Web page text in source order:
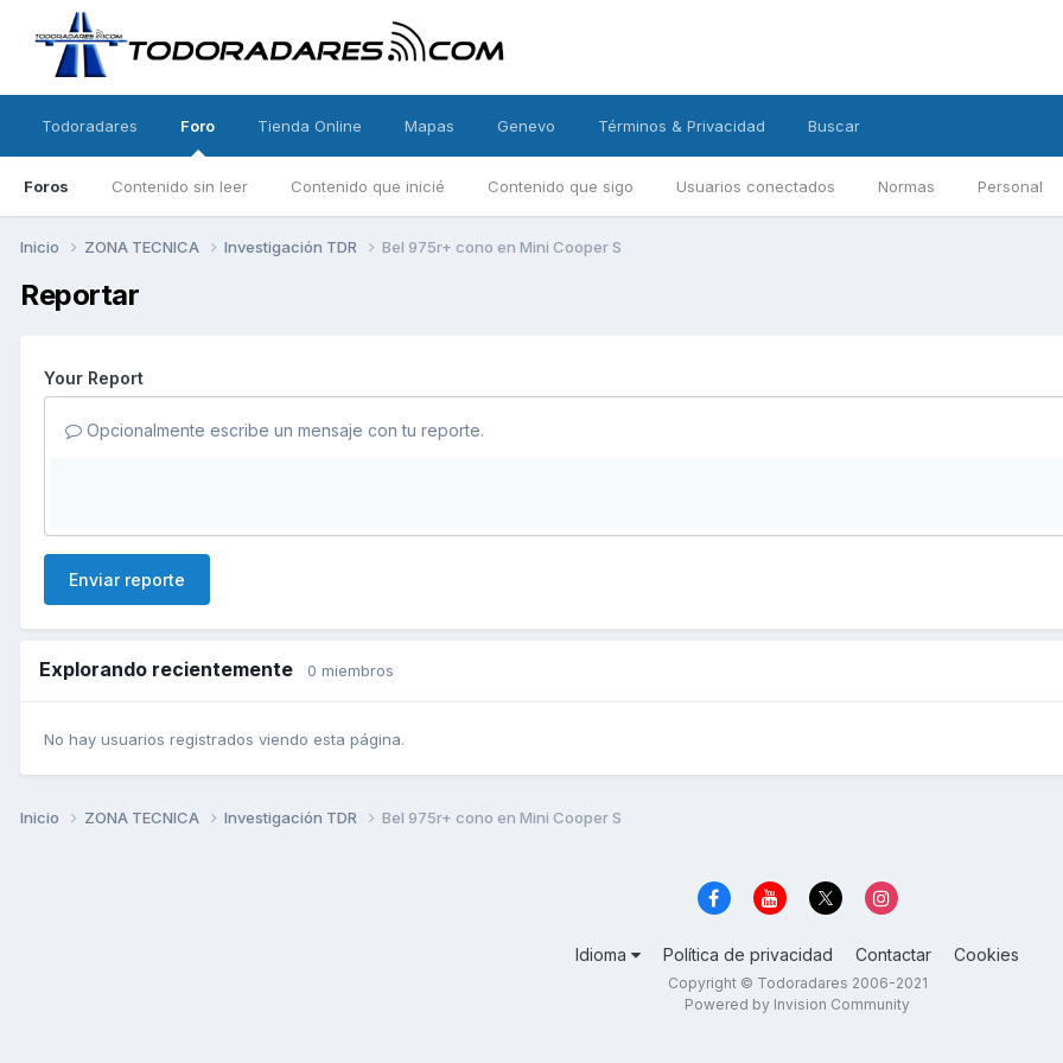
Todoradares Foro
Foros Contenido sin leer Contenido que inicié Contenido que sigo Usuarios conectados Normas Personal
Tienda Online Mapas Genevo Términos & Privacidad Buscar
Inicio ZONA TECNICA Investigación TDR Bel 975r+ cono en Mini Cooper S
Reportar
Your Report
Opcionalmente escribe un mensaje con tu reporte.
Enviar reporte
Explorando recientemente 0 miembros
No hay usuarios registrados viendo esta página.
Inicio ZONA TECNICA Investigación TDR Bel 975r+ cono en Mini Cooper S
Idioma Política de privacidad Contactar Cookies
Copyright © Todoradares 2006-2021
Powered by Invision Community